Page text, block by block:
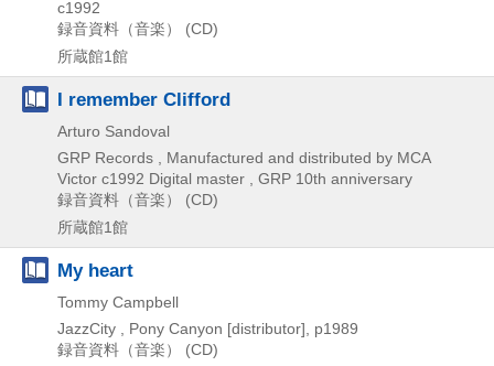
c1992
録音資料（音楽） (CD)
所蔵館1館
I remember Clifford
Arturo Sandoval
GRP Records , Manufactured and distributed by MCA
Victor c1992 Digital master , GRP 10th anniversary
録音資料（音楽） (CD)
所蔵館1館
My heart
Tommy Campbell
JazzCity , Pony Canyon [distributor], p1989
録音資料（音楽） (CD)